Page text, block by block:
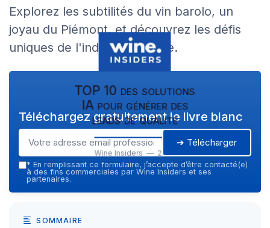
Explorez les subtilités du vin barolo, un
joyau du Piémont, et découvrez les défis
uniques de l'industrie viticole.
TOP 10 des solutions
IA pour générer des
leads de qualité
Wine Insiders — 2026
Téléchargez gratuitement le livre blanc
➔ Télécharger
* En remplissant ce formulaire, j’accepte d’être contacté(e)
à des fins commerciales par Wine Insiders et ses
partenaires.
SOMMAIRE